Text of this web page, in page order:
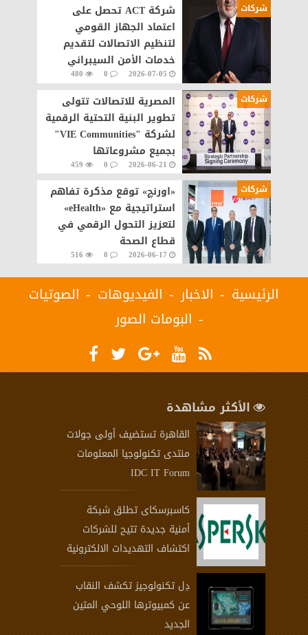
شركات
شركة ACT تحصل على
اعتماد الجهاز القومي
لتنظيم الاتصالات لتقديم
خدمات الأمن السيبراني
مصر2026-07-05
0
480
شركات
المصرية للاتصالات تتولى
تطوير البنية التحتية الرقمية
لشركة "VIE Communities"
بجميع مشروعاتها
2026-06-21
0
459
شركات
«اورنچ» توقع مذكرة تفاهم
استراتيجية مع «eHealth»
لتعزيز التحول الرقمي في
قطاع الصحة
2026-06-17
0
516
الرئيسية الاخبار الفيديوهات
الصوتيات
البومات الصور
الأكثر مشاهدة
القاهرة تستضيف أولى جولات
منتدى تكنولوجيا المعلومات
IDC IT Forum
كاسبرسكاى تطلق شبكة
أمنية جديدة تتيح للشركات
اكتشاف التهديدات الالكترونية
دِل تكنولوجيز تكشف النقاب
عن كمبيوترها اللوحي المتين
الجديد